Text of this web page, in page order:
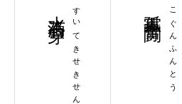
すいてきせきせん こぐんふんとう